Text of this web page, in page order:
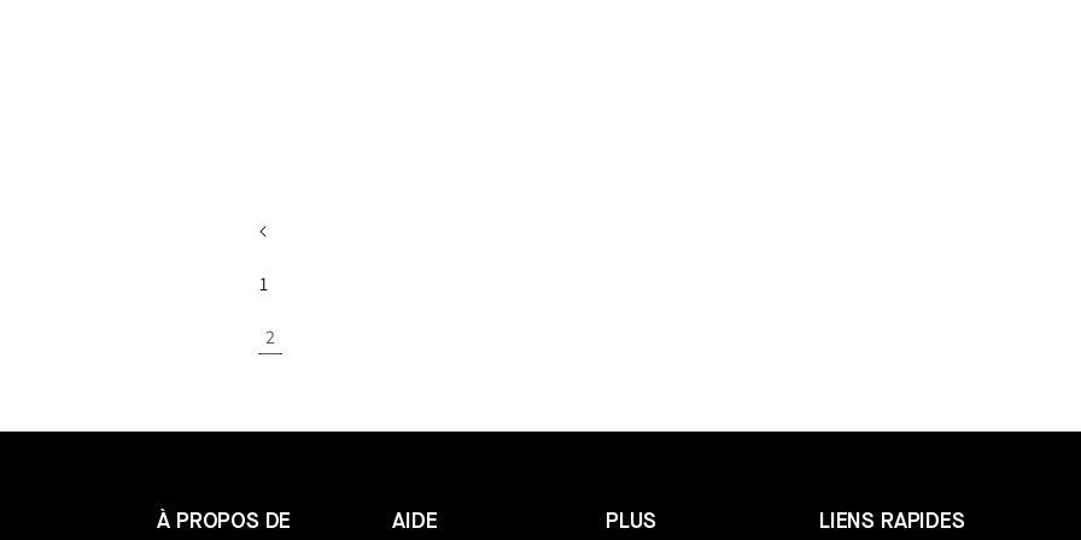
1
2
À PROPOS DE
AIDE PLUS LIENS RAPIDES